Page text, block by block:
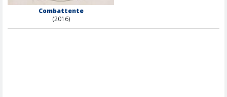
Combattente
(2016)